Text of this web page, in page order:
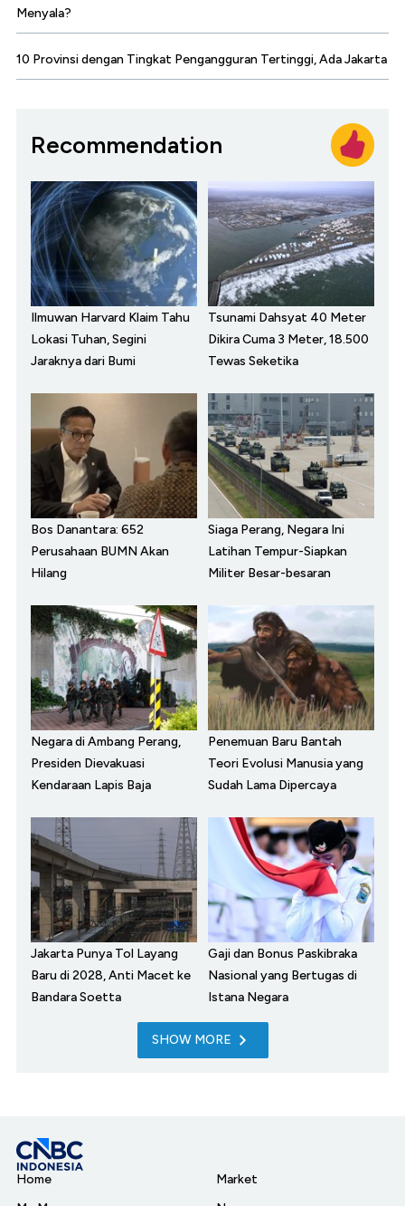
Menyala?
10 Provinsi dengan Tingkat Pengangguran Tertinggi, Ada Jakarta
Recommendation
Ilmuwan Harvard Klaim Tahu
Lokasi Tuhan, Segini
Jaraknya dari Bumi
Tsunami Dahsyat 40 Meter
Dikira Cuma 3 Meter, 18.500
Tewas Seketika
Bos Danantara: 652
Perusahaan BUMN Akan
Hilang
Siaga Perang, Negara Ini
Latihan Tempur-Siapkan
Militer Besar-besaran
Negara di Ambang Perang,
Presiden Dievakuasi
Kendaraan Lapis Baja
Penemuan Baru Bantah
Teori Evolusi Manusia yang
Sudah Lama Dipercaya
Jakarta Punya Tol Layang
Baru di 2028, Anti Macet ke
Bandara Soetta
Gaji dan Bonus Paskibraka
Nasional yang Bertugas di
Istana Negara
SHOW MORE
Home
Market